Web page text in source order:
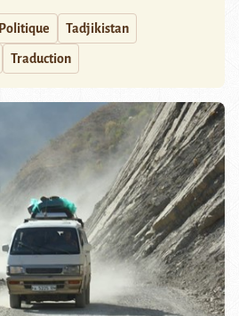
Politique Tadjikistan
Traduction